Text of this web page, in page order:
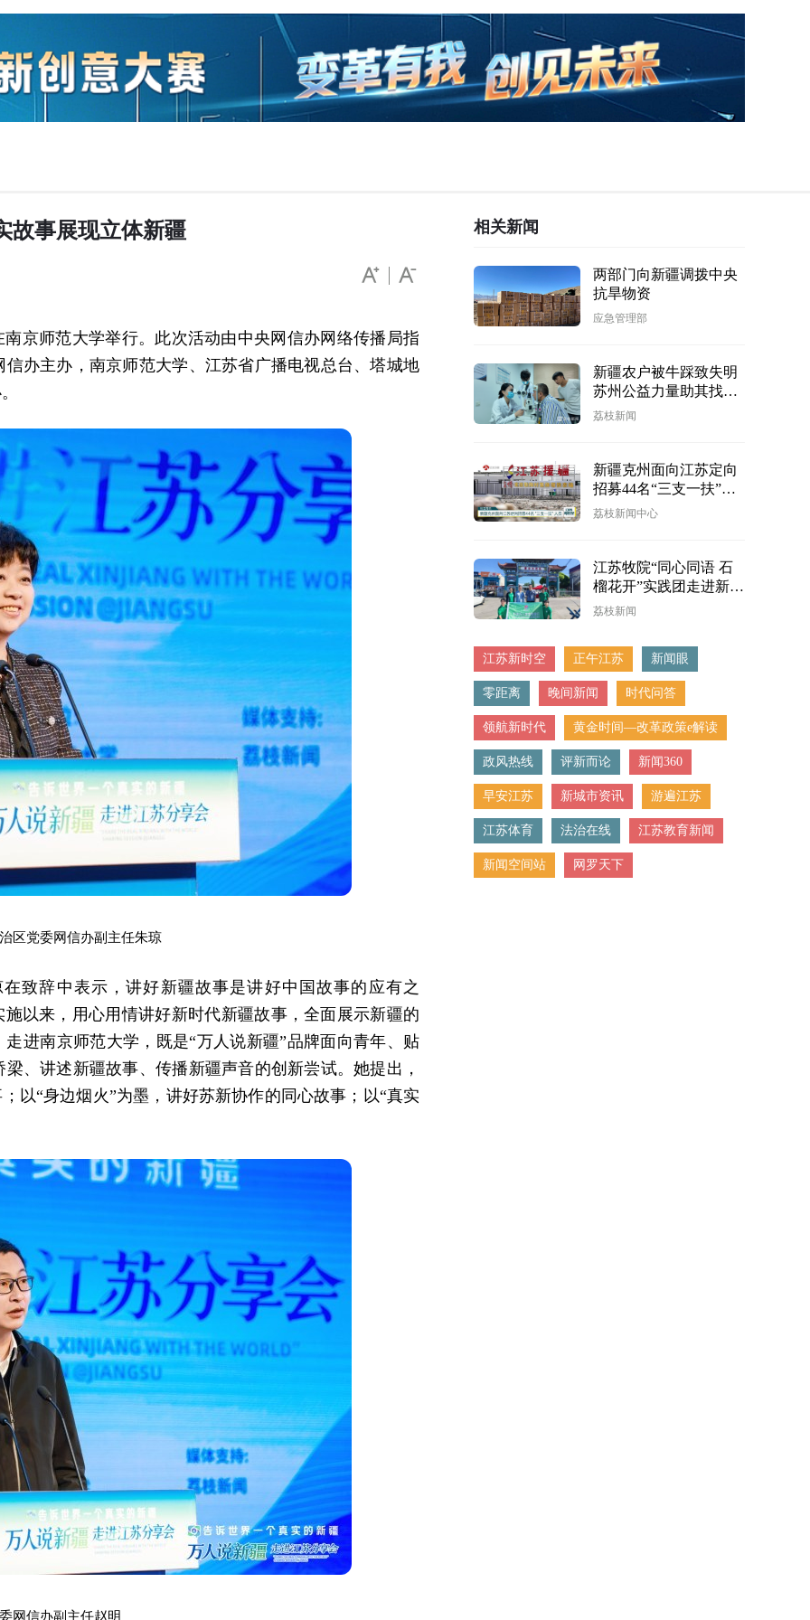
故事展现立体新疆
京师范大学举行。此次活动由中央网信办网络传播局指
办主办，南京师范大学、江苏省广播电视总台、塔城地
区党委网信办副主任朱琼
致辞中表示，讲好新疆故事是讲好中国故事的应有之
以来，用心用情讲好新时代新疆故事，全面展示新疆的
进南京师范大学，既是“万人说新疆”品牌面向青年、贴
、讲述新疆故事、传播新疆声音的创新尝试。她提出，
以“身边烟火”为墨，讲好苏新协作的同心故事；以“真实
网信办副主任赵明
相关新闻
两部门向新疆调拨中央
抗旱物资
应急管理部
新疆农户被牛踩致失明
苏州公益力量助其找回
光明
荔枝新闻
新疆克州面向江苏定向
招募44名“三支一扶”人
员
荔枝新闻中心
江苏牧院“同心同语 石
榴花开”实践团走进新疆
伊宁黄公巴扎
荔枝新闻
江苏新时空 正午江苏 新闻眼
零距离 晚间新闻 时代问答
领航新时代 黄金时间—改革政策e解读
政风热线 评新而论 新闻360
早安江苏 新城市资讯 游遍江苏
江苏体育 法治在线 江苏教育新闻
新闻空间站 网罗天下